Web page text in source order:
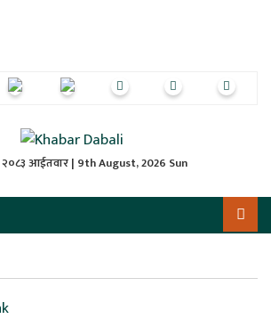
२०८३ आईतवार | 9th August, 2026 Sun